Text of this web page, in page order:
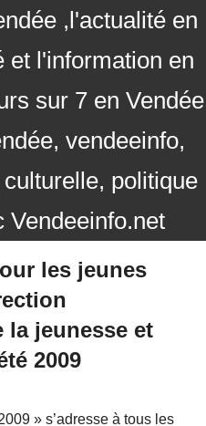
,l'actualité en
et l'information en
sur 7 en Vendée
vendeeinfo,
politique
Vendeeinfo.net
les jeunes
la jeunesse et
2009
» s’adresse à tous les